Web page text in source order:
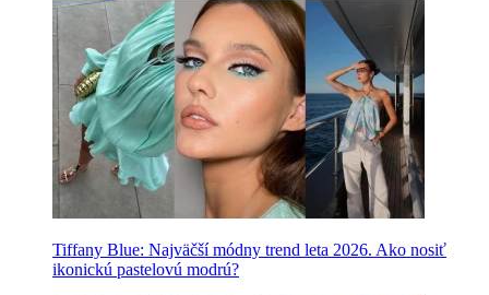
Tiffany Blue: Najväčší módny trend leta 2026. Ako nosiť
ikonickú pastelovú modrú?